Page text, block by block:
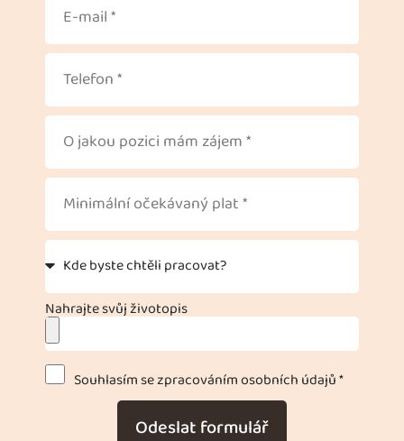
Nahrajte svůj životopis
Souhlasím se zpracováním osobních údajů *
Odeslat formulář